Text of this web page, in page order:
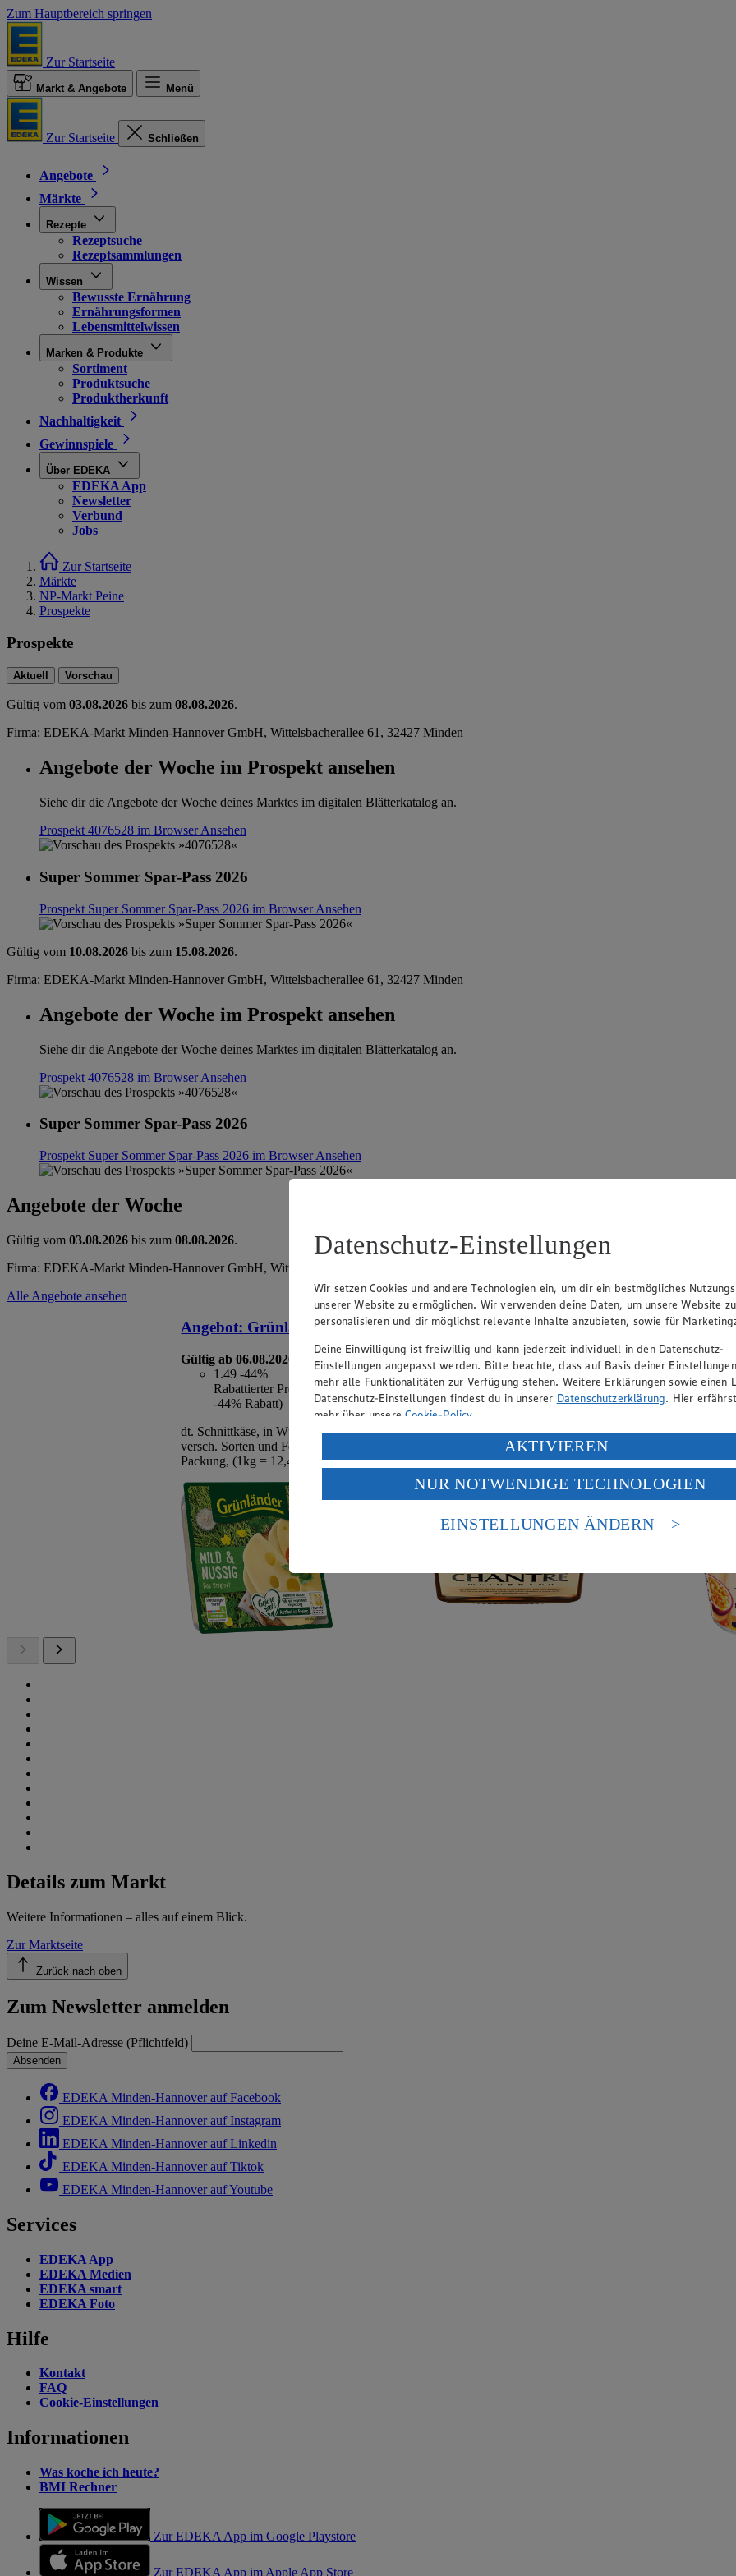
Zum Hauptbereich springen
Zur Startseite
Markt & Angebote Menü
Zur Startseite Schließen
Angebote
Märkte
Rezepte
Rezeptsuche
Rezeptsammlungen
Wissen
Bewusste Ernährung
Ernährungsformen
Lebensmittelwissen
Marken & Produkte
Sortiment
Produktsuche
Produktherkunft
Nachhaltigkeit
Gewinnspiele
Über EDEKA
EDEKA App
Newsletter
Verbund
Jobs
Zur Startseite
Märkte
NP-Markt Peine
Prospekte
Prospekte
Aktuell Vorschau
Gültig vom 03.08.2026 bis zum 08.08.2026.
Firma: EDEKA-Markt Minden-Hannover GmbH, Wittelsbacherallee 61, 32427 Minden
Angebote der Woche im Prospekt ansehen
Siehe dir die Angebote der Woche deines Marktes im digitalen Blätterkatalog an.
Prospekt 4076528 im BrowserAnsehen
Super Sommer Spar-Pass 2026
Prospekt Super Sommer Spar-Pass 2026 im BrowserAnsehen
Gültig vom 10.08.2026 bis zum 15.08.2026.
Firma: EDEKA-Markt Minden-Hannover GmbH, Wittelsbacherallee 61, 32427 Minden
Angebote der Woche im Prospekt ansehen
Siehe dir die Angebote der Woche deines Marktes im digitalen Blätterkatalog an.
Prospekt 4076528 im BrowserAnsehen
Super Sommer Spar-Pass 2026
Prospekt Super Sommer Spar-Pass 2026 im BrowserAnsehen
Angebote der Woche
Gültig vom 03.08.2026 bis zum 08.08.2026.
Firma: EDEKA-Markt Minden-Hannover GmbH, Wittelsbacherallee 61, 32427 Minden
Alle Angebote ansehen
Angebot: Grünländer
Gültig ab 06.08.2026
1.49 -44%
Rabattierter Preis von 1.49€ (Insgesamt
-44% Rabatt)
dt. Schnittkäse, in Würfeln oder Scheiben,
versch. Sorten und Fettstufen, 120/140g
Packung, (1kg = 12,42/10,64)
Angebot:Chantré
Gültig ab 06.08.2026
5.77 -35%
Rabattierter Preis von 5.77€ (Insgesamt
-35% Rabatt)
versch. Sorten, 0,7l Flasche, (1l = 8,24)
Gültig ab
0.49
versch.
Becher
= 3,27)
Details zum Markt
Weitere Informationen – alles auf einem Blick.
Zur Marktseite
Zurück nach oben
Zum Newsletter anmelden
Deine E-Mail-Adresse (Pflichtfeld)
Absenden
EDEKA Minden-Hannover auf Facebook
EDEKA Minden-Hannover auf Instagram
EDEKA Minden-Hannover auf Linkedin
EDEKA Minden-Hannover auf Tiktok
EDEKA Minden-Hannover auf Youtube
Services
EDEKA App
EDEKA Medien
EDEKA smart
EDEKA Foto
Hilfe
Kontakt
FAQ
Cookie-Einstellungen
Informationen
Was koche ich heute?
BMI Rechner
Zur EDEKA App im Google Playstore
Zur EDEKA App im Apple App Store
Datenschutz-Einstellungen
Wir setzen Cookies und andere Technologien ein, um dir ein bestmögliches
unserer Website zu ermöglichen. Wir verwenden deine Daten, um unsere Website zu
personalisieren und dir möglichst relevante Inhalte anzubieten, sowie für
Deine Einwilligung ist freiwillig und kann jederzeit individuell in den Datenschutz-
Einstellungen angepasst werden. Bitte beachte, dass auf Basis deiner
mehr alle Funktionalitäten zur Verfügung stehen. Weitere Erklärungen sowie einen
Datenschutz-Einstellungen findest du in unserer Datenschutzerklärung. Hier
mehr über unsereCookie-Policy.
Verarbeitung deiner personenbezogenen Daten in den USA durch Facebook und
Wenn du auf „Aktivieren“ klickst, willigst du im Sinne des Art. 49 Abs. 1 Satz 1 lit.
ein, dass deine Daten in den USA verarbeitet werden. Der EuGH sieht die USA als
einem nach europäischen Standards nicht angemessenen Datenschutzniveau an. Es
Risiko eines Zugriffs durch US-amerikanische Behörden.
AKTIVIEREN
NUR NOTWENDIGE TECHNOLOGIEN
EINSTELLUNGEN ÄNDERN